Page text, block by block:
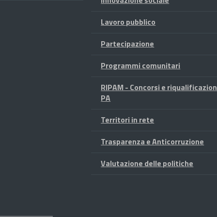
Lavoro pubblico
Partecipazione
Programmi comunitari
RIPAM - Concorsi e
PA
Territori in rete
Trasparenza e Anticorruzione
Valutazione delle politiche